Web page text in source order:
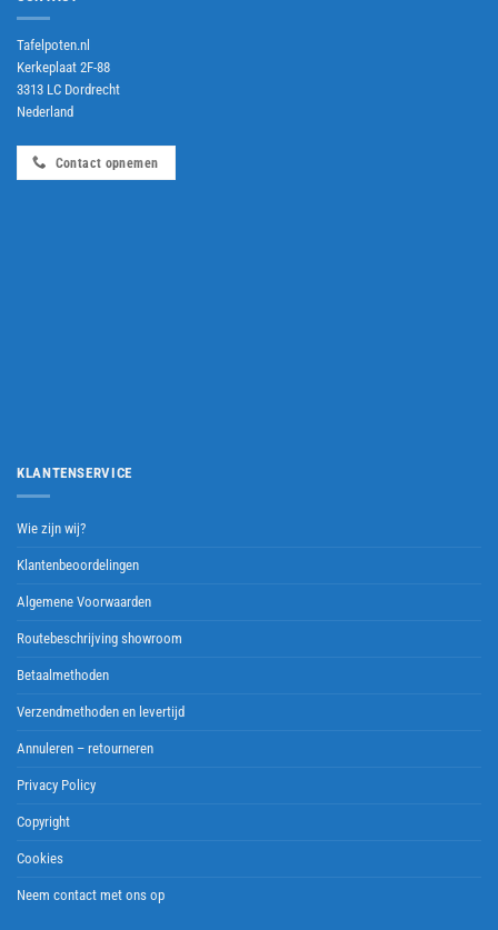
Tafelpoten.nl
Kerkeplaat 2F-88
3313 LC Dordrecht
Nederland
Contact opnemen
KLANTENSERVICE
Wie zijn wij?
Klantenbeoordelingen
Algemene Voorwaarden
Routebeschrijving showroom
Betaalmethoden
Verzendmethoden en levertijd
Annuleren – retourneren
Privacy Policy
Copyright
Cookies
Neem contact met ons op